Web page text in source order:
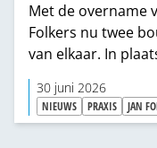
Met de overname
Folkers nu twee
van elkaar. In
zet hij in op
vestigingen.
30 juni 2026
NIEUWS PRAXIS JAN